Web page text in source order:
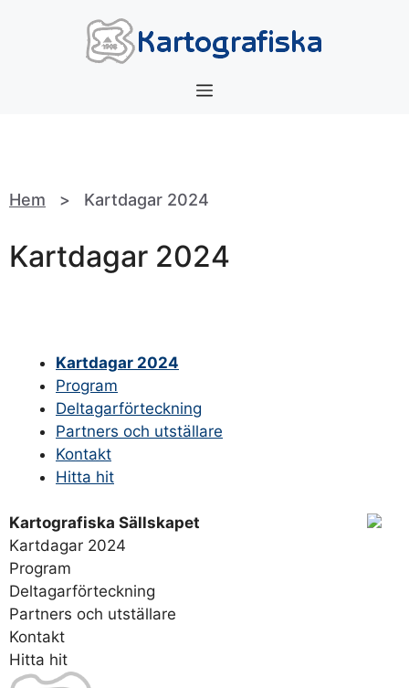
Meny
Hem > Kartdagar 2024
Kartdagar 2024
Kartdagar 2024
Program
Deltagarförteckning
Partners och utställare
Kontakt
Hitta hit
Kartografiska Sällskapet
Kartdagar 2024
Program
Deltagarförteckning
Partners och utställare
Kontakt
Hitta hit